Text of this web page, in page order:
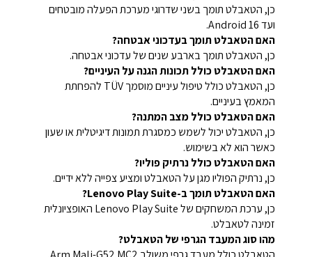
כן, הטאבלט תומך בשני שדרוגי מערכת הפעלה מובטחים
ועד Android 16.
האם הטאבלט תומך בעדכוני אבטחה?
כן, הטאבלט תומך בארבע שנים של עדכוני אבטחה.
האם הטאבלט כולל תכונות הגנה על העיניים?
כן, הטאבלט כולל טיפול עיניים מוסמך TÜV להפחתת
המאמץ בעיניים.
האם הטאבלט כולל מצב המתנה?
כן, הטאבלט יכול לשמש כמסגרת תמונות דיגיטלית או שעון
כאשר הוא לא בשימוש.
האם הטאבלט כולל נרתיק פוליו?
כן, נרתיק הפוליו מגן על הטאבלט ומציע צפייה ללא ידיים.
האם הטאבלט תומך ב-Lenovo Play Suite?
כן, ערכת המשחקים של Lenovo Play Suite האופציונלית
זמינה לטאבלט.
מהו סוג המעבד הגרפי של הטאבלט?